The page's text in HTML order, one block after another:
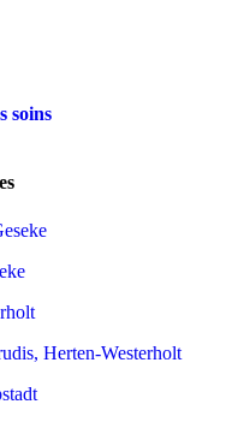
soins
Herten-Westerholt